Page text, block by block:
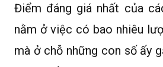
Điểm đáng giá nhất của
nằm ở việc có bao nhiêu
mà ở chỗ những con số ấy